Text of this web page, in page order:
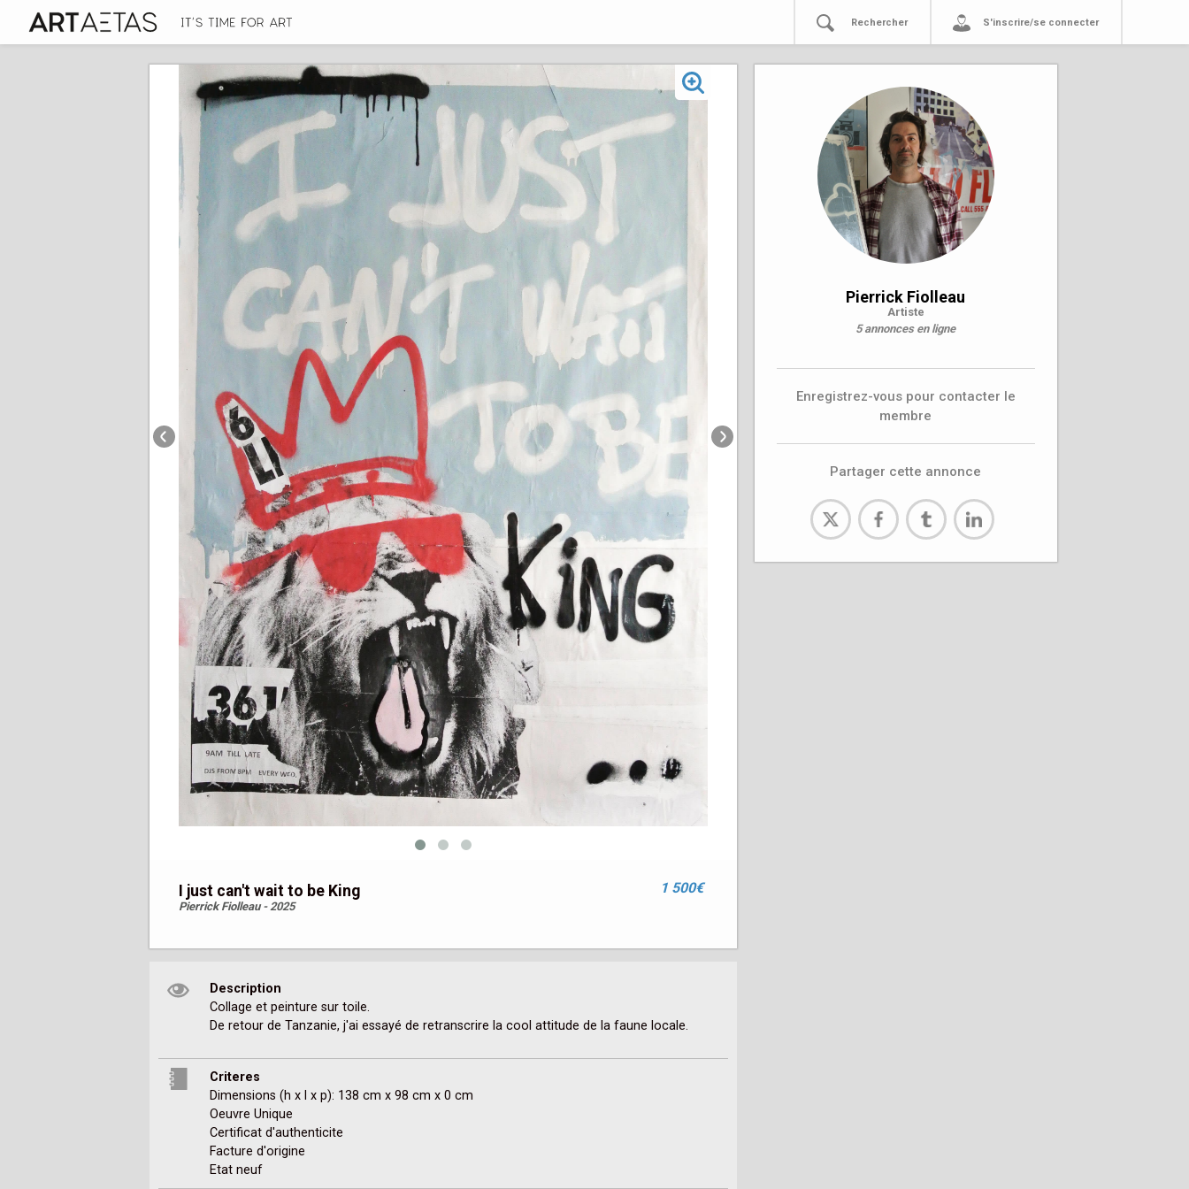
Rechercher S'inscrire/se connecter
I just can't wait to be King
Pierrick Fiolleau - 2025
1 500€
Description
Collage et peinture sur toile.
De retour de Tanzanie, j'ai essayé de retranscrire la cool attitude de la faune locale.
Criteres
Dimensions (h x l x p): 138 cm x 98 cm x 0 cm
Oeuvre Unique
Certificat d'authenticite
Facture d'origine
Etat neuf
Pierrick Fiolleau
Artiste
5 annonces en ligne
Enregistrez-vous pour contacter le
membre
Partager cette annonce